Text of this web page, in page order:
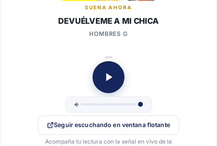
SUENA AHORA
DEVUÉLVEME A MI CHICA
HOMBRES G
Seguir escuchando en ventana flotante
Acompaña tu lectura con la señal en vivo de la